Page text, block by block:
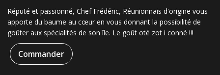
Réputé et passionné, Chef Frédéric, Réunionnais d'origine vous
apporte du baume au cœur en vous donnant la possibilité de
goûter aux spécialités de son île. Le goût oté zot i conné !!!
Commander